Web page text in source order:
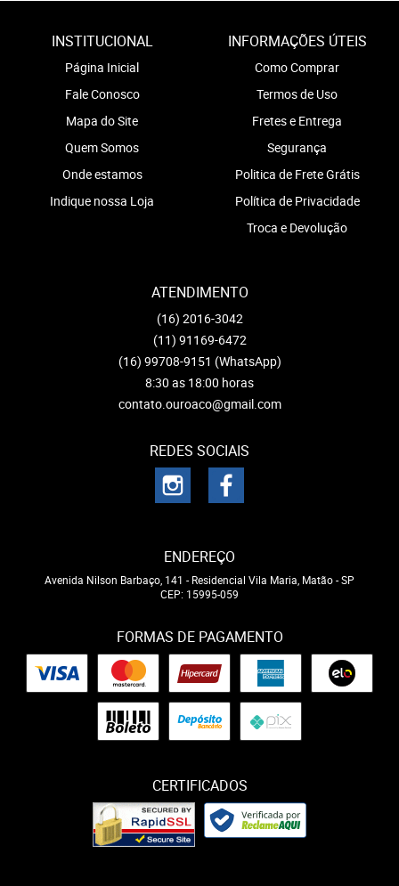
INSTITUCIONAL
Página Inicial
Fale Conosco
Mapa do Site
Quem Somos
Onde estamos
Indique nossa Loja
INFORMAÇÕES ÚTEIS
Como Comprar
Termos de Uso
Fretes e Entrega
Segurança
Politica de Frete Grátis
Política de Privacidade
Troca e Devolução
ATENDIMENTO
(16) 2016-3042
(11) 91169-6472
(16) 99708-9151 (WhatsApp)
8:30 as 18:00 horas
contato.ouroaco@gmail.com
REDES SOCIAIS
ENDEREÇO
Avenida Nilson Barbaço, 141 - Residencial Vila Maria, Matão-SP
CEP: 15995-059
FORMAS DE PAGAMENTO
CERTIFICADOS